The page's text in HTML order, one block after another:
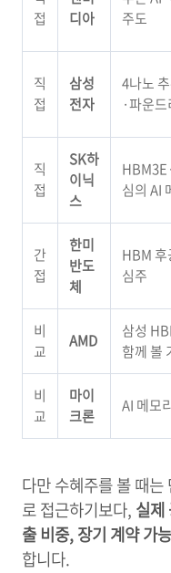
접
디아
주도
직
접
삼성
전자
4나노
·파운
직
접
SK하
이닉
스
심의 AI
간
접
한미
반도
체
HBM 후
심주
비
교
AMD
삼성
함께 볼
비
교
마이
크론
AI 메모
다만 수혜주를 볼 때
로 접근하기보다, 실제
출 비중, 장기 계약 가
합니다.